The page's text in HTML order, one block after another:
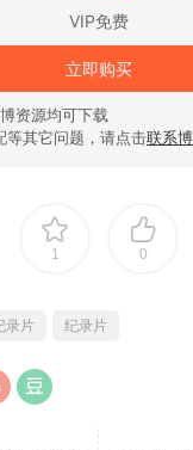
VIP免费
立即购买
资源均可下载
等其它问题，请点击联系
1 0
录片 纪录片